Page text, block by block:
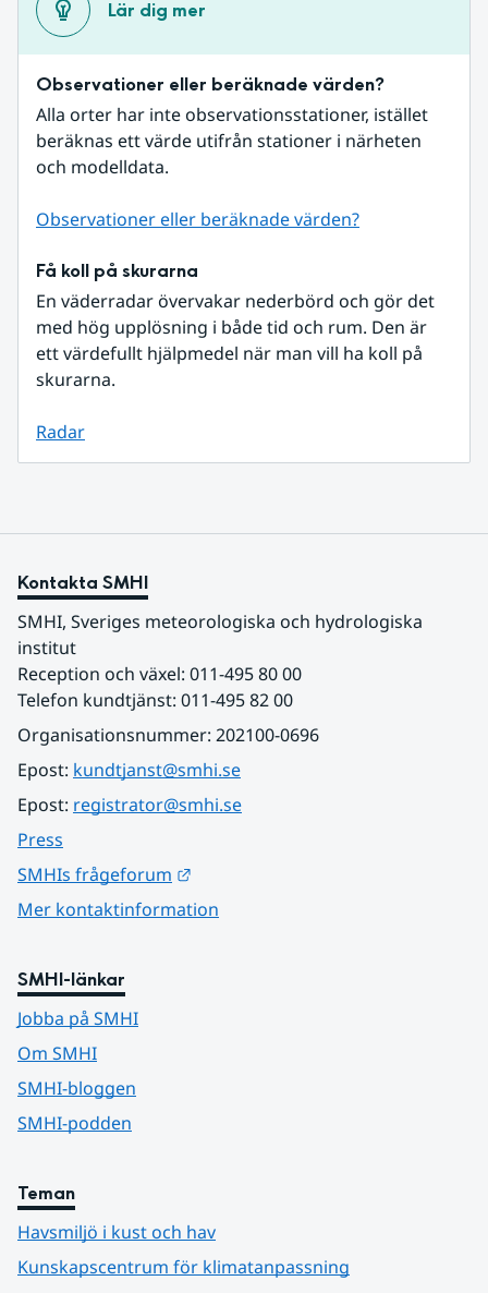
Lär dig mer
Observationer eller beräknade värden?
Alla orter har inte observationsstationer, istället
beräknas ett värde utifrån stationer i närheten
och modelldata.
Observationer eller beräknade värden?
Få koll på skurarna
En väderradar övervakar nederbörd och gör det
med hög upplösning i både tid och rum. Den är
ett värdefullt hjälpmedel när man vill ha koll på
skurarna.
Radar
Kontakta SMHI
SMHI, Sveriges meteorologiska och hydrologiska
institut
Reception och växel: 011-495 80 00
Telefon kundtjänst: 011-495 82 00
Organisationsnummer: 202100-0696
Epost: kundtjanst@smhi.se
Epost: registrator@smhi.se
Press
SMHIs frågeforum
Mer kontaktinformation
SMHI-länkar
Jobba på SMHI
Om SMHI
SMHI-bloggen
SMHI-podden
Teman
Havsmiljö i kust och hav
Kunskapscentrum för klimatanpassning